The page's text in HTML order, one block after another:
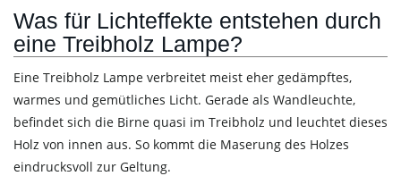
Was für Lichteffekte entstehen durch
eine Treibholz Lampe?
Eine Treibholz Lampe verbreitet meist eher gedämpftes,
warmes und gemütliches Licht. Gerade als Wandleuchte,
befindet sich die Birne quasi im Treibholz und leuchtet dieses
Holz von innen aus. So kommt die Maserung des Holzes
eindrucksvoll zur Geltung.